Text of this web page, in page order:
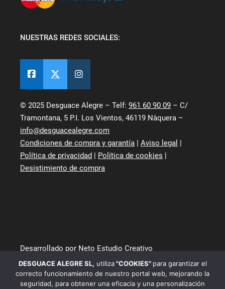
NUESTRAS REDES SOCIALES:
© 2025 Desguace Alegre – Telf: 961 60 90 09 – C/
Tramontana, 5 P.I. Los Vientos, 46119 Nàquera –
info@desguacealegre.com
Condiciones de compra y garantía | Aviso legal |
Política de privacidad | Política de cookies |
Desistimiento de compra
Desarrollado por Neto Estudio Creativo
DESGUACE ALEGRE SL, utiliza"COOKIES" para garantizar el
correcto funcionamiento de nuestro portal web, mejorando la
seguridad, para obtener una eficacia y una personalización